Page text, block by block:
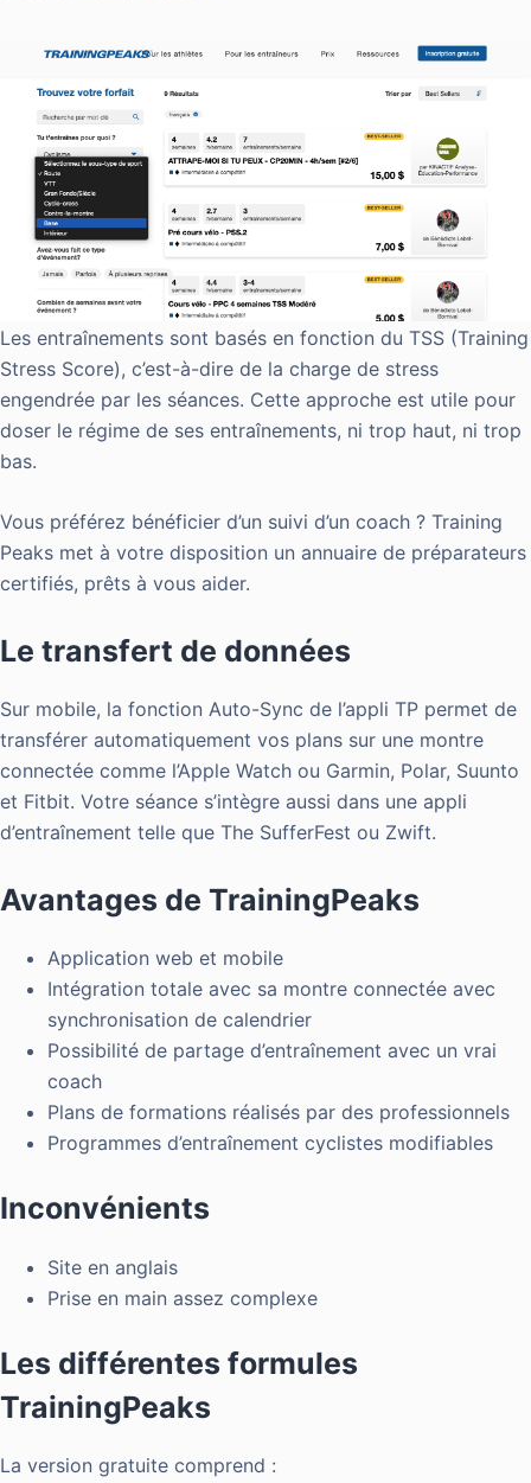
Les entraînements sont basés en fonction du TSS (Training
Stress Score), c’est-à-dire de la charge de stress
engendrée par les séances. Cette approche est utile pour
doser le régime de ses entraînements, ni trop haut, ni trop
bas.
Vous préférez bénéficier d’un suivi d’un coach ? Training
Peaks met à votre disposition un annuaire de préparateurs
certifiés, prêts à vous aider.
Le transfert de données
Sur mobile, la fonction Auto-Sync de l’appli TP permet de
transférer automatiquement vos plans sur une montre
connectée comme l’Apple Watch ou Garmin, Polar, Suunto
et Fitbit. Votre séance s’intègre aussi dans une appli
d’entraînement telle que The SufferFest ou Zwift.
Avantages de TrainingPeaks
Application web et mobile
Intégration totale avec sa montre connectée avec
synchronisation de calendrier
Possibilité de partage d’entraînement avec un vrai
coach
Plans de formations réalisés par des professionnels
Programmes d’entraînement cyclistes modifiables
Inconvénients
Site en anglais
Prise en main assez complexe
Les différentes formules
TrainingPeaks
La version gratuite comprend :